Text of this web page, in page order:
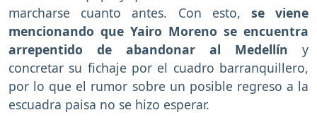
marcharse cuanto antes. Con esto, se viene
mencionando que Yairo Moreno se encuentra
arrepentido de abandonar al Medellín y
concretar su fichaje por el cuadro barranquillero,
por lo que el rumor sobre un posible regreso a la
escuadra paisa no se hizo esperar.